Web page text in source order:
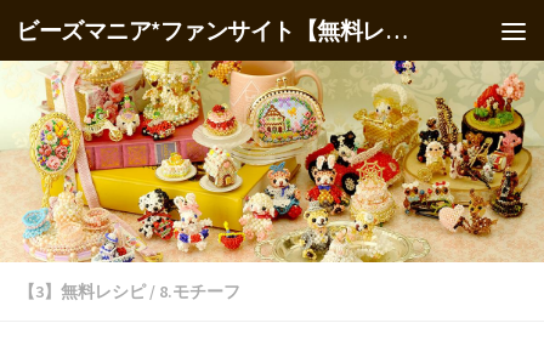
ビーズマニア*ファンサイト【無料レシピ】
【3】無料レシピ / 8.モチーフ